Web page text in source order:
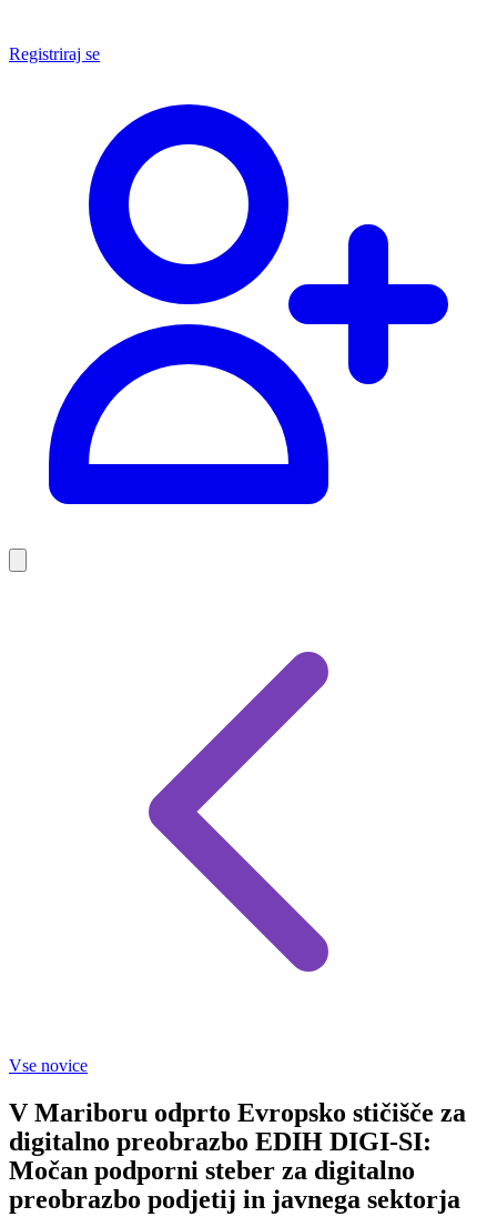
Registriraj se
Vse novice
V Mariboru odprto Evropsko stičišče za
digitalno preobrazbo EDIH DIGI-SI:
Močan podporni steber za digitalno
preobrazbo podjetij in javnega sektorja